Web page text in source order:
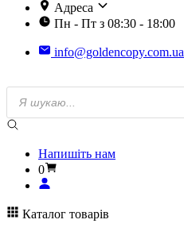
Адреса
Пн - Пт з 08:30 - 18:00
info@goldencopy.com.ua
Пошук
товарів
Напишіть нам
0
Каталог товарів